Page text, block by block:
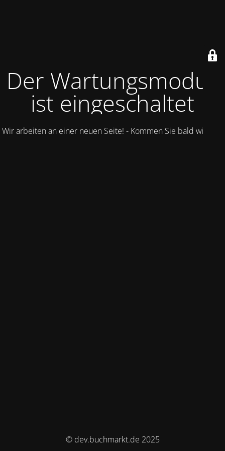
Der Wartungsmodus
ist eingeschaltet
Wir arbeiten an einer neuen Seite! - Kommen Sie bald wieder.
© dev.buchmarkt.de 2025